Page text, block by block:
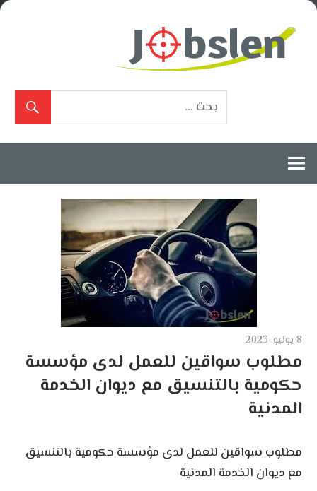
Skip
8 يونيو، 2023
مطلوب سواقين للعمل لدى مؤسسة
حكومية بالتنسيق مع ديوان الخدمة
المدنية
مطلوب سواقين للعمل لدى مؤسسة حكومية بالتنسيق
مع ديوان الخدمة المدنية